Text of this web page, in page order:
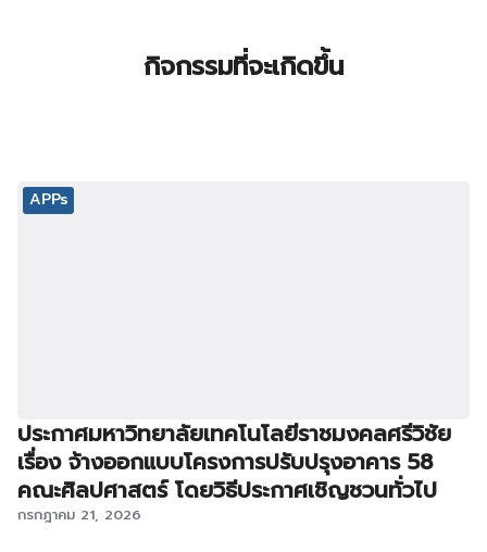
กิจกรรมที่จะเกิดขึ้น
APPs
ประกาศมหาวิทยาลัยเทคโนโลยีราชมงคลศรีวิชัย
เรื่อง จ้างออกแบบโครงการปรับปรุงอาคาร 58
คณะศิลปศาสตร์ โดยวิธีประกาศเชิญชวนทั่วไป
กรกฎาคม 21, 2026